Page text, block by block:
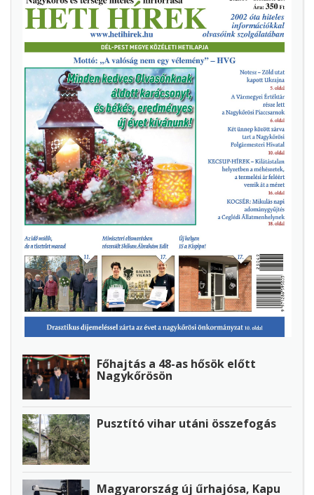
Főhajtás a 48-as hősök előtt
Nagykőrösön
Pusztító vihar utáni összefogás
Magyarország új űrhajósa, Kapu